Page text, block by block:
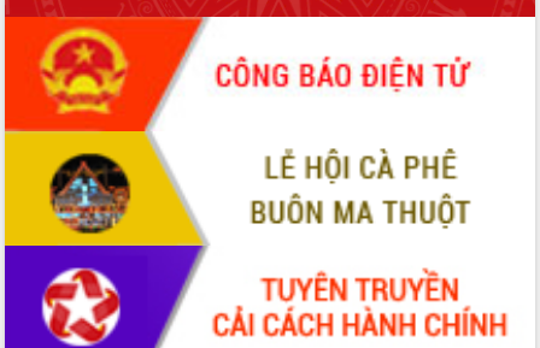
Kết nối tour, đẩy mạnh chuyển đổi số
để phát triển du lịch Đắk Lắk
Khởi động Dự án Đầu tư xây dựng hạ
tầng kỹ thuật Cụm công nghiệp Tân
Gặp mặt các cơ quan báo chí nhân Kỷ
niệm 101 năm Ngày Báo chí Cách
mạng Việt Nam
Đắk Lắk sơ kết 4 năm triển khai thực
hiện Đề án 06 của Chính phủ
Họp báo thông tin về Hội nghị Công bố
Quy hoạch và Xúc tiến đầu tư tỉnh Đắk